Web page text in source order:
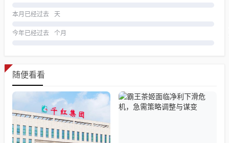
本月已经过去 天
今年已经过去 个月
随便看看